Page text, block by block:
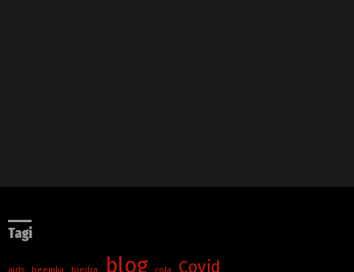
Tagi
blog Covid